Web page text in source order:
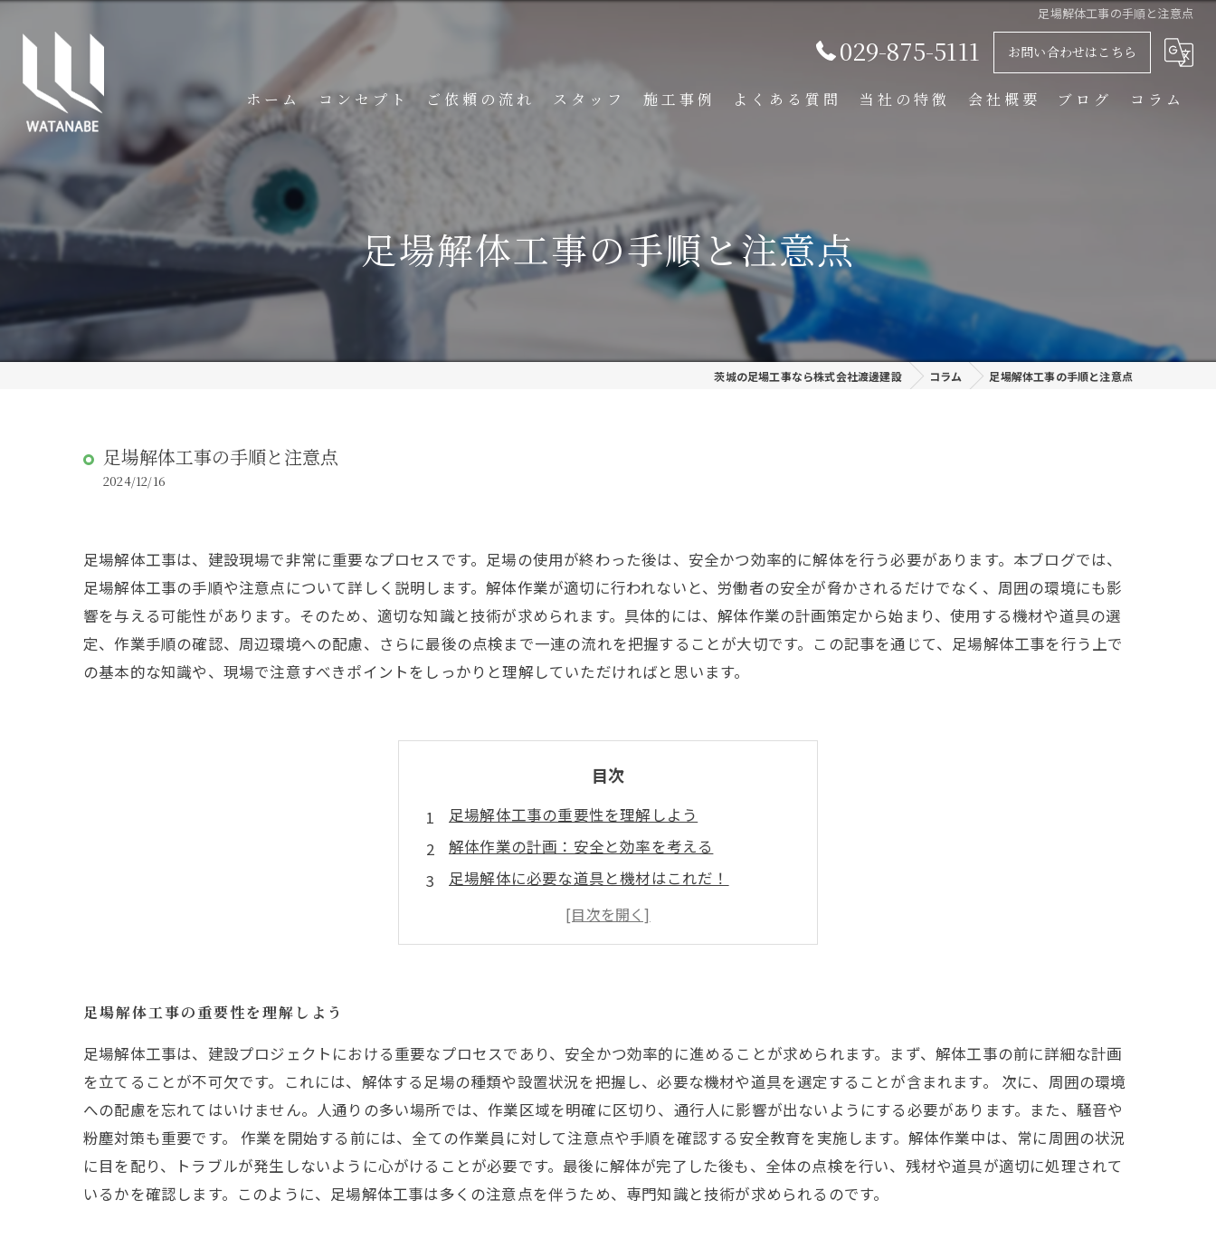
足場解体工事の手順と注意点
029-875-5111 お問い合わせはこちら
ホーム コンセプト ご依頼の流れ スタッフ 施工事例 よくある質問 当社の特徴
プラント工事
リース
会社概要 ブログ コラム
足場解体工事の手順と注意点
茨城の足場工事なら株式会社渡邊建設 コラム 足場解体工事の手順と注意点
足場解体工事の手順と注意点
2024/12/16
足場解体工事は、建設現場で非常に重要なプロセスです。足場の使用が終わった後は、安全かつ効率的に解体を行う必要があります。本ブログでは、
足場解体工事の手順や注意点について詳しく説明します。解体作業が適切に行われないと、労働者の安全が脅かされるだけでなく、周囲の環境にも影
響を与える可能性があります。そのため、適切な知識と技術が求められます。具体的には、解体作業の計画策定から始まり、使用する機材や道具の選
定、作業手順の確認、周辺環境への配慮、さらに最後の点検まで一連の流れを把握することが大切です。この記事を通じて、足場解体工事を行う上で
の基本的な知識や、現場で注意すべきポイントをしっかりと理解していただければと思います。
目次
足場解体工事の重要性を理解しよう
解体作業の計画：安全と効率を考える
足場解体に必要な道具と機材はこれだ！
環境への配慮：解体作業での注意点
解体後の最終点検：安心を確認する
足場解体工事の重要性を理解しよう
足場解体工事は、建設プロジェクトにおける重要なプロセスであり、安全かつ効率的に進めることが求められます。まず、解体工事の前に詳細な計画
を立てることが不可欠です。これには、解体する足場の種類や設置状況を把握し、必要な機材や道具を選定することが含まれます。 次に、周囲の環境
への配慮を忘れてはいけません。人通りの多い場所では、作業区域を明確に区切り、通行人に影響が出ないようにする必要があります。また、騒音や
粉塵対策も重要です。 作業を開始する前には、全ての作業員に対して注意点や手順を確認する安全教育を実施します。解体作業中は、常に周囲の状況
に目を配り、トラブルが発生しないように心がけることが必要です。最後に解体が完了した後も、全体の点検を行い、残材や道具が適切に処理されて
いるかを確認します。このように、足場解体工事は多くの注意点を伴うため、専門知識と技術が求められるのです。